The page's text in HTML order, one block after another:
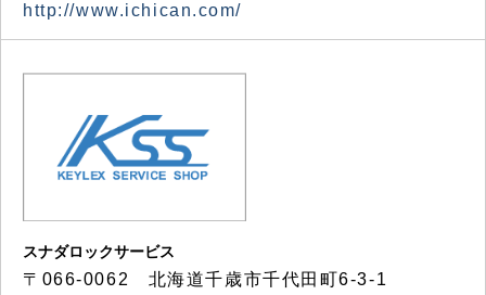
http://www.ichican.com/
スナダロックサービス
〒066-0062 北海道千歳市千代田町6-3-1